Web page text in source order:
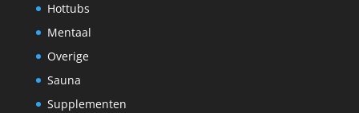
Hottubs
Mentaal
Overige
Sauna
Supplementen